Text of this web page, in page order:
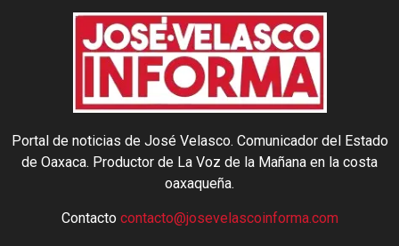
Portal de noticias de José Velasco. Comunicador del Estado
de Oaxaca. Productor de La Voz de la Mañana en la costa
oaxaqueña.
Contacto contacto@josevelascoinforma.com